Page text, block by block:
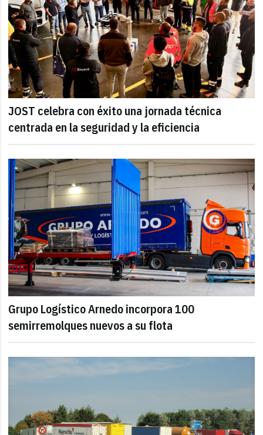
JOST celebra con éxito una jornada técnica
centrada en la seguridad y la eficiencia
Grupo Logístico Arnedo incorpora 100
semirremolques nuevos a su flota